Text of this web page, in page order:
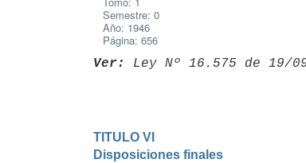
Semestre: 0
Año: 1946
Página: 656
Ver: Ley Nº 16.575 de 19/
TITULO VI
Disposiciones finales